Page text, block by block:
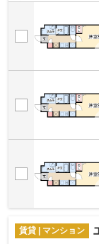
賃貸 | マンション